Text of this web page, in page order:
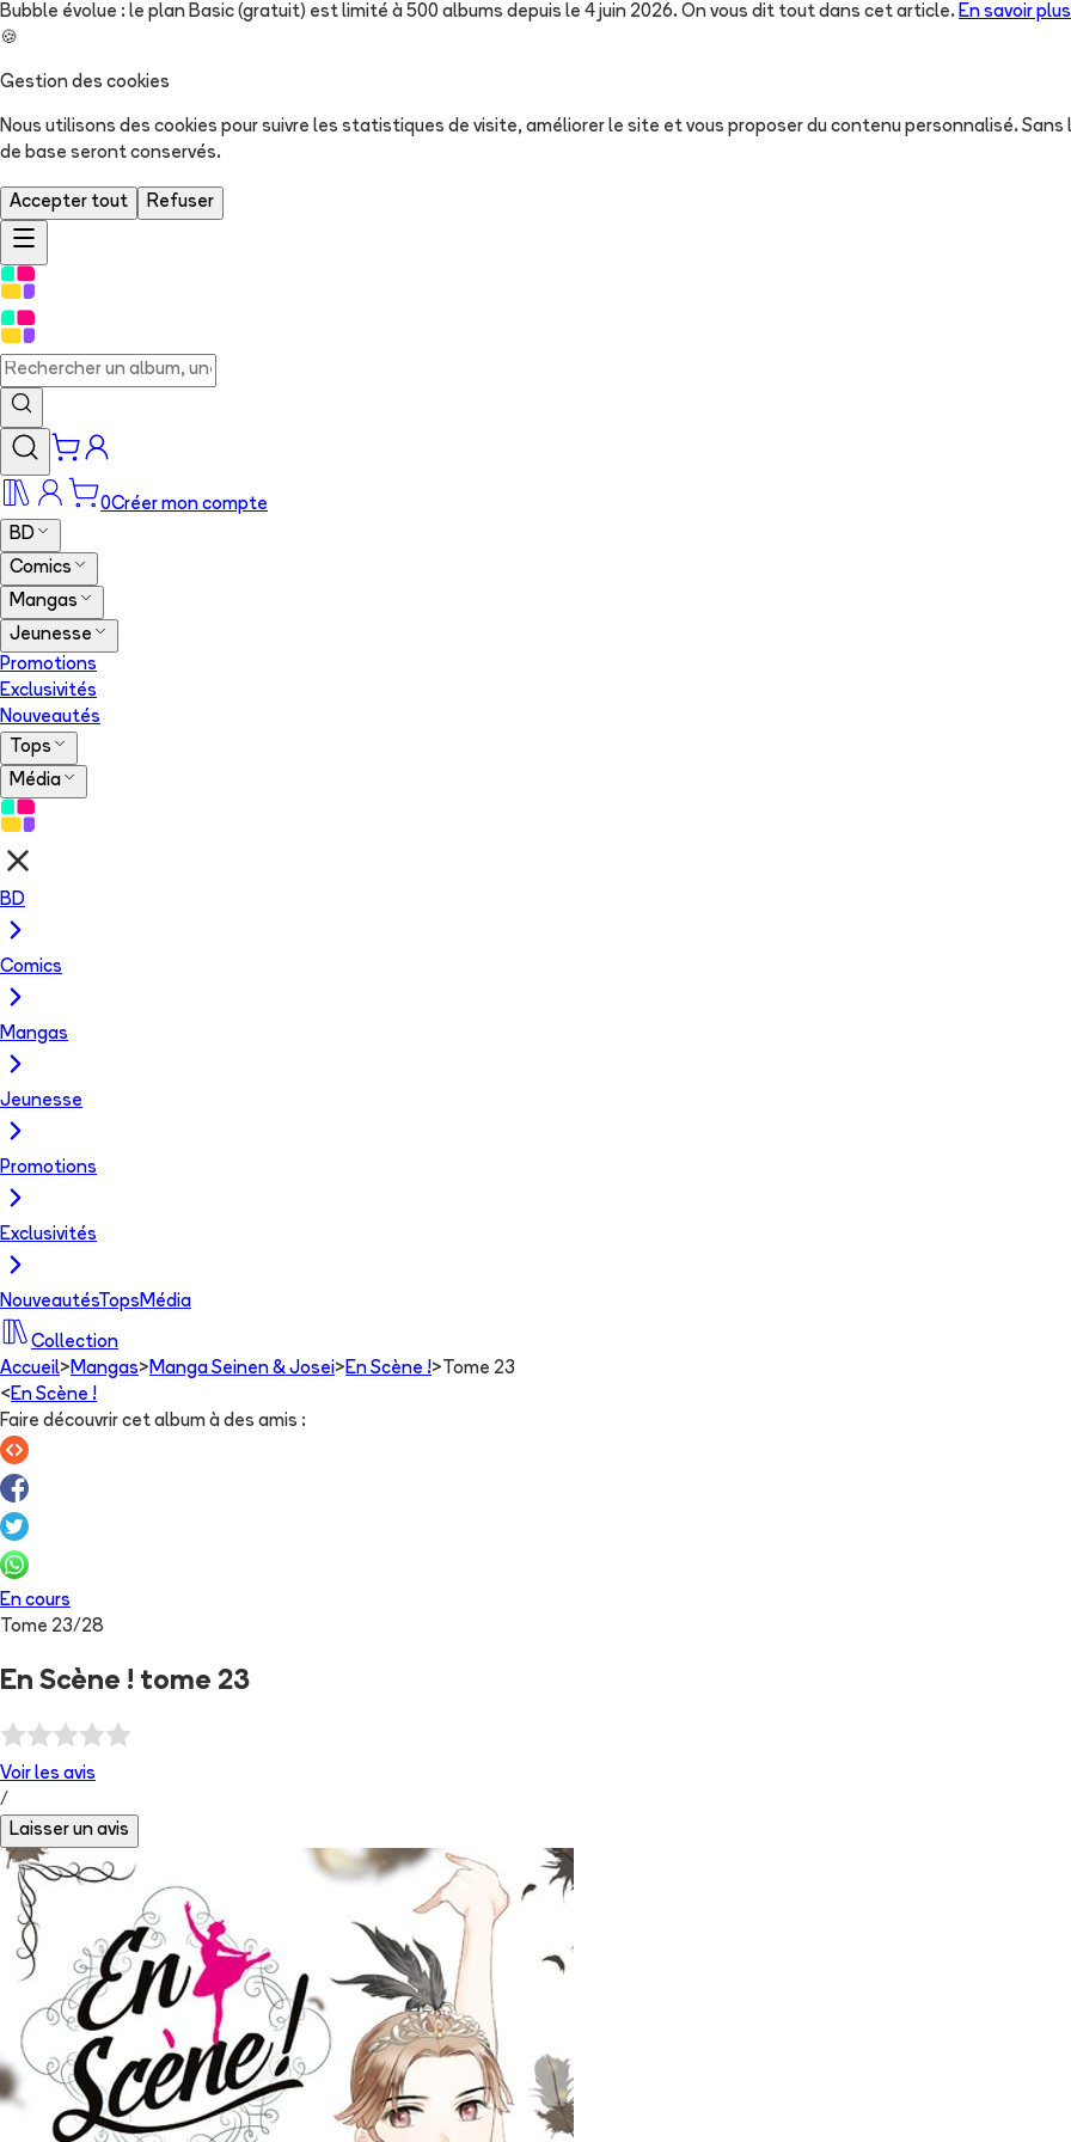
Bubble évolue : le plan Basic (gratuit) est limité à 500 albums depuis le 4 juin 2026. On vous dit tout dans cet article. En savoir plus
🍪
Gestion des cookies
Nous utilisons des cookies pour suivre les statistiques de visite, améliorer le site et vous proposer du contenu personnalisé.
de base seront conservés.
Accepter tout Refuser
0Créer mon compte
BD
Comics
Mangas
Jeunesse
Promotions
Exclusivités
Nouveautés
Tops
Média
BD
Comics
Mangas
Jeunesse
Promotions
Exclusivités
NouveautésTops Média
Collection
Accueil> Mangas> Manga Seinen & Josei> En Scène !> Tome 23
< En Scène !
Faire découvrir cet album à des amis :
En cours
Tome 23/28
En Scène ! tome 23
Voir les avis
/
Laisser un avis